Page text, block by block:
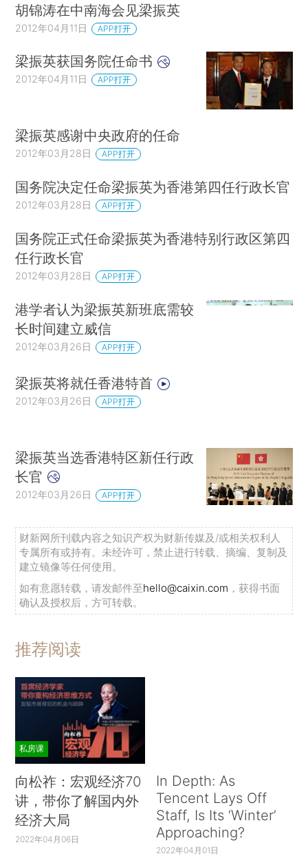
胡锦涛在中南海会见梁振英
2012年04月11日 APP打开
梁振英获国务院任命书
2012年04月11日 APP打开
梁振英感谢中央政府的任命
2012年03月28日 APP打开
国务院决定任命梁振英为香港第四任行政长官
2012年03月28日 APP打开
国务院正式任命梁振英为香港特别行政区第四
任行政长官
2012年03月28日 APP打开
港学者认为梁振英新班底需较
长时间建立威信
2012年03月26日 APP打开
梁振英将就任香港特首
2012年03月26日 APP打开
梁振英当选香港特区新任行政
长官
2012年03月26日 APP打开
财新网所刊载内容之知识产权为财新传媒及/或相关权利人
专属所有或持有。未经许可，禁止进行转载、摘编、复制及
建立镜像等任何使用。
如有意愿转载，请发邮件至hello@caixin.com ，获得书面
确认及授权后，方可转载。
推荐阅读
私房课
向松祚：宏观经济70
讲，带你了解国内外
经济大局
2022年04月06日
In Depth: As
Tencent Lays Off
Staff, Is Its ‘Winter’
Approaching?
2022年04月01日